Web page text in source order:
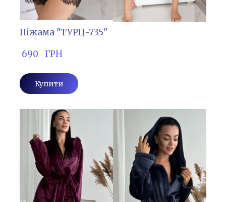
Піжама "ТУРЦ-735"
690   ГРН
Купити